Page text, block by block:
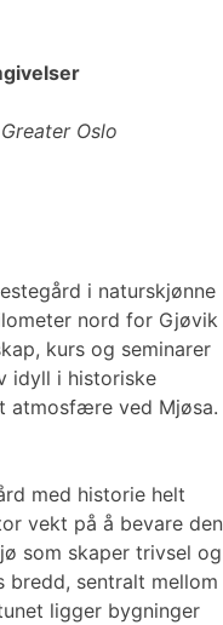
Oslo
i naturskjønne
nord for Gjøvik
kurs og seminarer
idyll i historiske
atmosfære ved Mjøsa.
med historie helt
vekt på å bevare den
som skaper trivsel og
bredd, sentralt mellom
ligger bygninger